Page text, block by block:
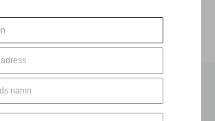
OCKSÅ GILLAR …